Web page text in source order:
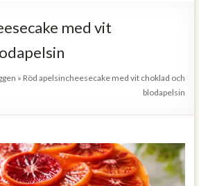
med vit
» Röd apelsincheesecake med vit choklad och
blodapelsin